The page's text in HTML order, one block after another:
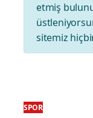
etmiş
sitemiz
SPOR